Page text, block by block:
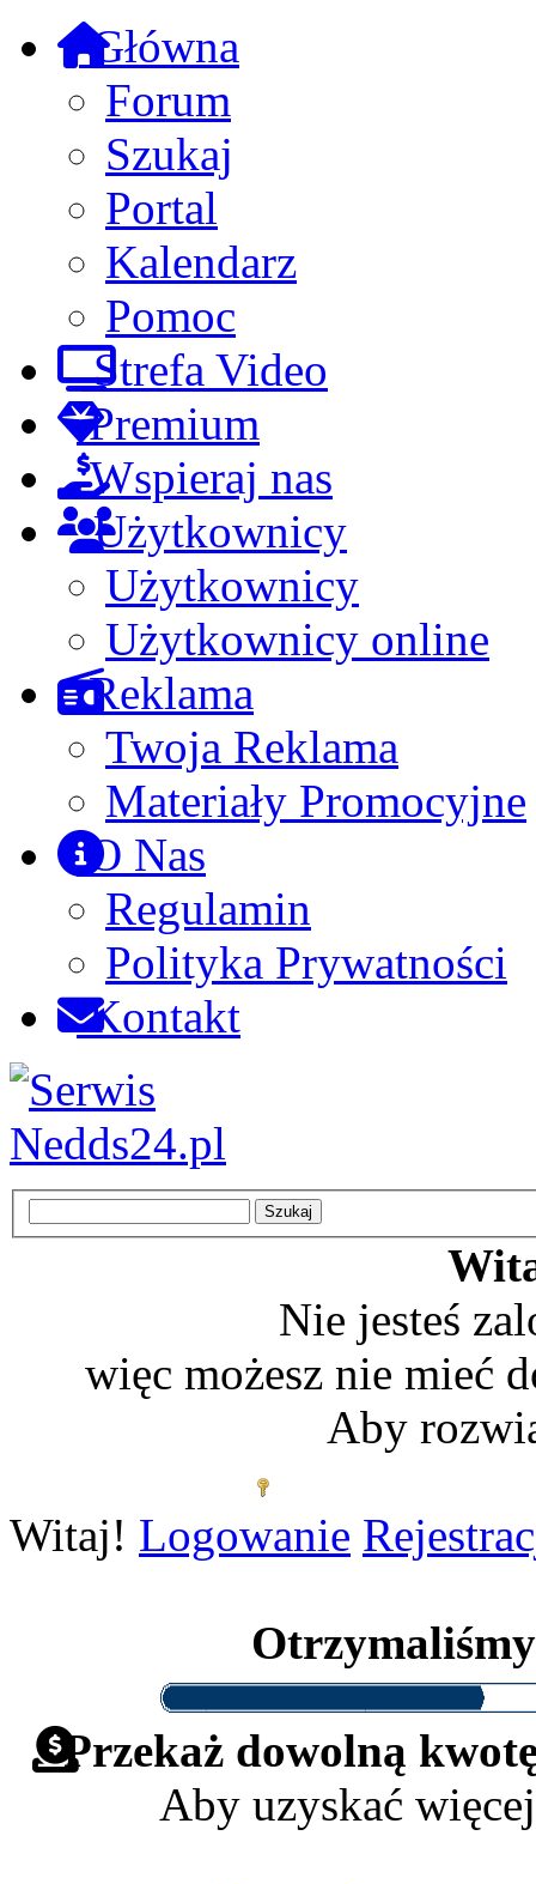
Główna
Forum
Szukaj
Portal
Kalendarz
Pomoc
Strefa Video
Premium
Wspieraj nas
Użytkownicy
Użytkownicy
Użytkownicy online
Reklama
Twoja Reklama
Materiały Promocyjne
O Nas
Regulamin
Polityka Prywatności
Kontakt
Nie jesteś
więc możesz nie mieć
Aby
Witaj! Logowanie
Przekaż dowolną
Aby uzyskać